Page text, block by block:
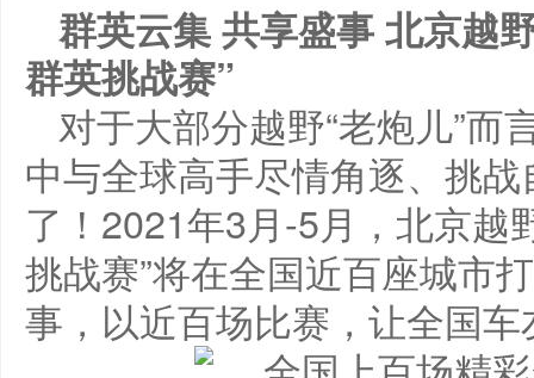
群英云集 共享盛事 北京越
群英挑战赛”
对于大部分越野“老炮儿”
中与全球高手尽情角逐、挑
了！2021年3月-5月，北京越
挑战赛”将在全国近百座城市
事，以近百场比赛，让全国